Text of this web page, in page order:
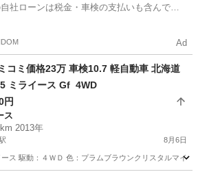
自社ローンは税金・車検の支払いも含んでい
Ad
コミ価格23万 車検10.7 軽自動車 北海道
ミライース Gf 4WD
円
ス
2013年
8月6日
ス 駆動：４ＷＤ 色：プラムブラウンクリスタルマイ